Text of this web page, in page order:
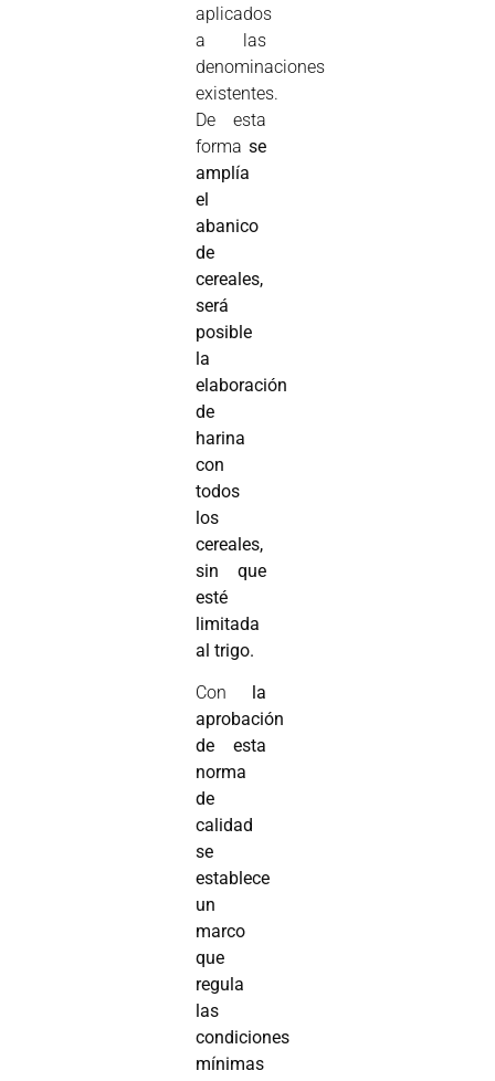
aplicados
a las
denominaciones
existentes.
De esta
forma se
amplía
el
abanico
de
cereales,
será
posible
la
elaboración
de
harina
con
todos
los
cereales,
sin que
esté
limitada
al trigo.
Con
la
aprobación
de esta
norma
de
calidad
se
establece
un
marco
que
regula
las
condiciones
mínimas